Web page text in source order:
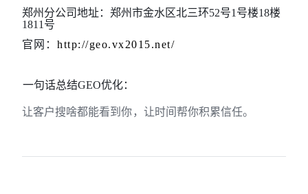
郑州分公司地址：郑州市金水区北三环52号1号楼18楼
1811号
官网：http://geo.vx2015.net/
一句话总结GEO优化：
让客户搜啥都能看到你 ，让时间帮你积累信任。